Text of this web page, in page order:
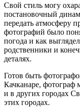
Свой стиль могу
постановочный
передать атмосферу
фотографий было
погода и как
родственники и
деталях.
Готов быть
Качканаре, фотограф
и в других городах
этих городах.